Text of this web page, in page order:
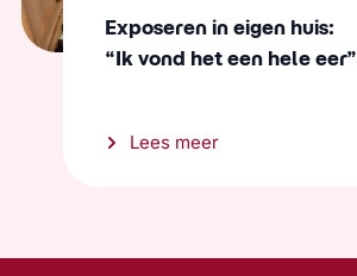
Exposeren in eigen huis:
“Ik vond het een hele eer”
Lees meer